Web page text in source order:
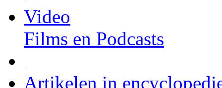
Video
Films en Podcasts
Artikelen in